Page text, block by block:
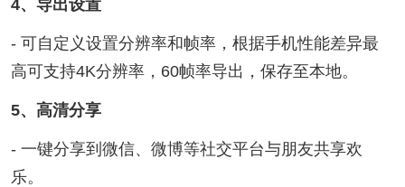
4、导出设置
- 可自定义设置分辨率和帧率，根据手机性能差异最
高可支持4K分辨率，60帧率导出，保存至本地。
5、高清分享
- 一键分享到微信、微博等社交平台与朋友共享欢
乐。